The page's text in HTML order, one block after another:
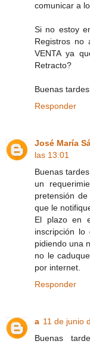
comunicar a
Si no estoy
Registros no
VENTA ya
Retracto?
Buenas
Responder
José María
las 13:01
Buenas
un
pretensión
que le
El plazo en
inscripción
pidiendo una
no le
por internet.
Responder
a 11 de junio
Buenas